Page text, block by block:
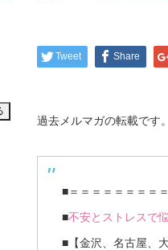
Tweet Share
過去メルマガの転載です
■＝＝＝＝＝＝＝＝
■不安とストレスで
■【金沢、名古屋、